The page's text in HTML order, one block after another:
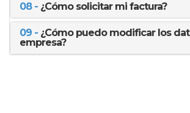
08 - ¿Cómo solicitar mi factura?
09 - ¿Cómo puedo modificar los
empresa?